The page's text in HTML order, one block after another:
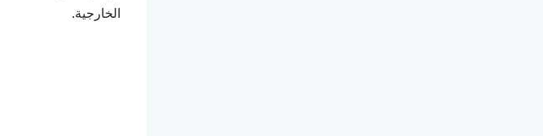
الخارجية.